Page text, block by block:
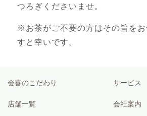
つろぎくださいませ。
※お茶がご不要の方はその旨をお
すと幸いです。
会喜のこだわり サービス
店舗一覧 会社案内